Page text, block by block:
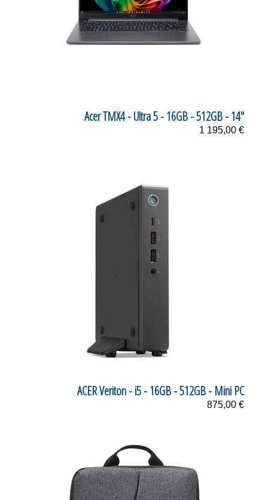
Acer TMX4 - Ultra 5 - 16GB - 512GB - 14"
1 195,00 €
ACER Veriton - i5 - 16GB - 512GB - Mini PC
875,00 €